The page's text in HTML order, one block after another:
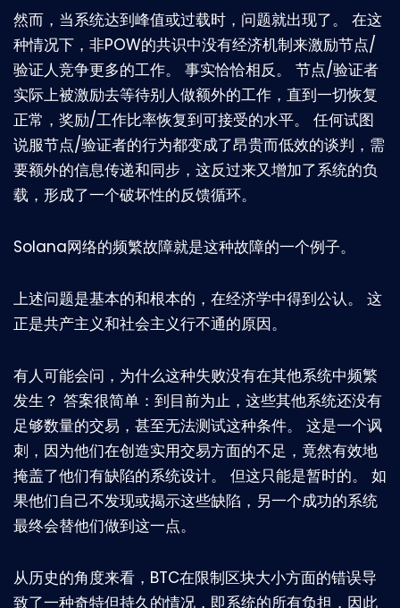
然而，当系统达到峰值或过载时，问题就出现了。 在这
种情况下，非POW的共识中没有经济机制来激励节点/
验证人竞争更多的工作。 事实恰恰相反。 节点/验证者
实际上被激励去等待别人做额外的工作，直到一切恢复
正常，奖励/工作比率恢复到可接受的水平。 任何试图
说服节点/验证者的行为都变成了昂贵而低效的谈判，需
要额外的信息传递和同步，这反过来又增加了系统的负
载，形成了一个破坏性的反馈循环。
Solana网络的频繁故障就是这种故障的一个例子。
上述问题是基本的和根本的，在经济学中得到公认。 这
正是共产主义和社会主义行不通的原因。
有人可能会问，为什么这种失败没有在其他系统中频繁
发生？ 答案很简单：到目前为止，这些其他系统还没有
足够数量的交易，甚至无法测试这种条件。 这是一个讽
刺，因为他们在创造实用交易方面的不足，竟然有效地
掩盖了他们有缺陷的系统设计。 但这只能是暂时的。 如
果他们自己不发现或揭示这些缺陷，另一个成功的系统
最终会替他们做到这一点。
从历史的角度来看，BTC在限制区块大小方面的错误导
致了一种奇特但持久的情况，即系统的所有负担，因此